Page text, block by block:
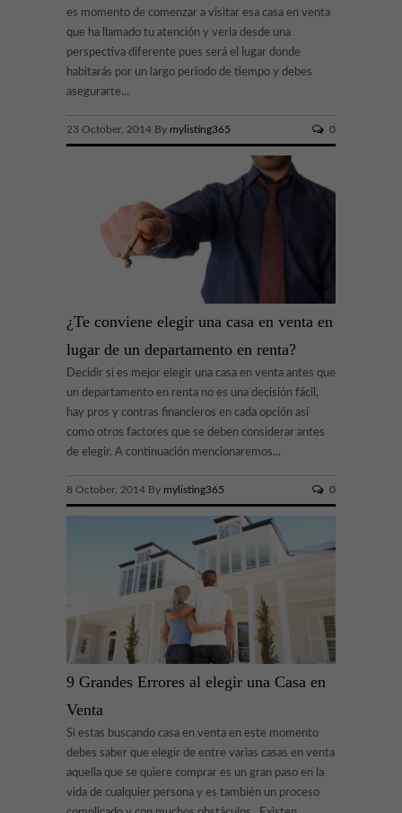
es momento de comenzar a visitar esa casa en venta
que ha llamado tu atención y verla desde una
perspectiva diferente pues será el lugar donde
habitarás por un largo periodo de tiempo y debes
asegurarte...
23 October, 2014 By mylisting365 0
¿Te conviene elegir una casa en venta en
lugar de un departamento en renta?
Decidir si es mejor elegir una casa en venta antes que
un departamento en renta no es una decisión fácil,
hay pros y contras financieros en cada opción así
como otros factores que se deben considerar antes
de elegir. A continuación mencionaremos...
8 October, 2014 By mylisting365 0
9 Grandes Errores al elegir una Casa en
Venta
Si estas buscando casa en venta en este momento
debes saber que elegir de entre varias casas en venta
aquella que se quiere comprar es un gran paso en la
vida de cualquier persona y es también un proceso